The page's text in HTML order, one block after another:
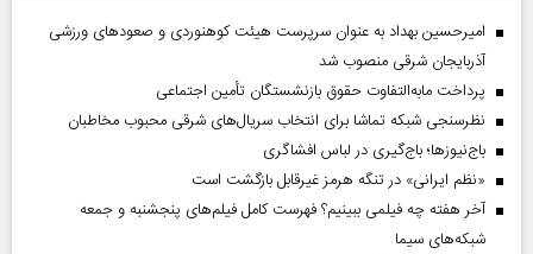
امیرحسین بهداد به عنوان سرپرست هیئت کوهنوردی و صعودهای ورزشی
آذربایجان شرقی منصوب شد
پرداخت مابه‌التفاوت حقوق بازنشستگان تأمین اجتماعی
نظرسنجی شبکه تماشا برای انتخاب سریال‌های شرقی محبوب مخاطبان
باج‌نیوزها؛ باج‌گیری در لباس افشاگری
«نظم ایرانی» در تنگه هرمز غیرقابل بازگشت است
آخر هفته چه فیلمی ببینیم؟ فهرست کامل فیلم‌های پنجشنبه و جمعه
شبکه‌های سیما